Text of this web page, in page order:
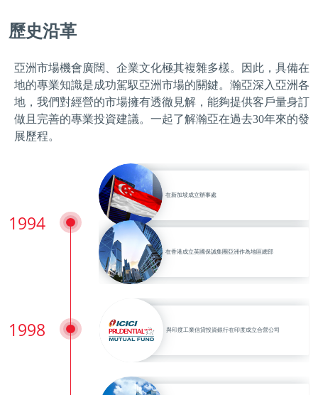
歷史沿革
亞洲市場機會廣闊、企業文化極其複雜多樣。因此，具備在
地的專業知識是成功駕馭亞洲市場的關鍵。瀚亞深入亞洲各
地，我們對經營的市場擁有透徹見解，能夠提供客戶量身訂
做且完善的專業投資建議。一起了解瀚亞在過去30年來的發
展歷程。
1994
在新加坡成立辦事處
在香港成立英國保誠集團亞洲作為地區總部
1998 與印度工業信貸投資銀行在印度成立合營公司